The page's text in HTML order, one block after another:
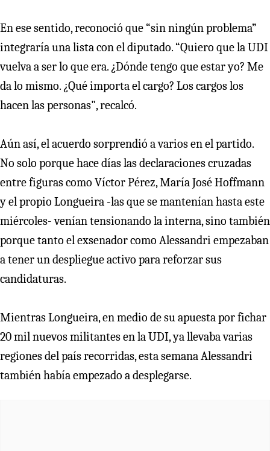
En ese sentido, reconoció que “sin ningún problema”
integraría una lista con el diputado. “Quiero que la UDI
vuelva a ser lo que era. ¿Dónde tengo que estar yo? Me
da lo mismo. ¿Qué importa el cargo? Los cargos los
hacen las personas", recalcó.
Aún así, el acuerdo sorprendió a varios en el partido.
No solo porque hace días las declaraciones cruzadas
entre figuras como Víctor Pérez, María José Hoffmann
y el propio Longueira -las que se mantenían hasta este
miércoles- venían tensionando la interna, sino también
porque tanto el exsenador como Alessandri empezaban
a tener un despliegue activo para reforzar sus
candidaturas.
Mientras Longueira, en medio de su apuesta por fichar
20 mil nuevos militantes en la UDI, ya llevaba varias
regiones del país recorridas, esta semana Alessandri
también había empezado a desplegarse.